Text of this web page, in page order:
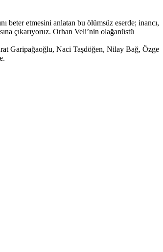
beter etmesini anlatan bu ölümsüz eserde; inancı,
çıkarıyoruz. Orhan Veli’nin olağanüstü
Garipağaoğlu, Naci Taşdöğen, Nilay Bağ, Özge